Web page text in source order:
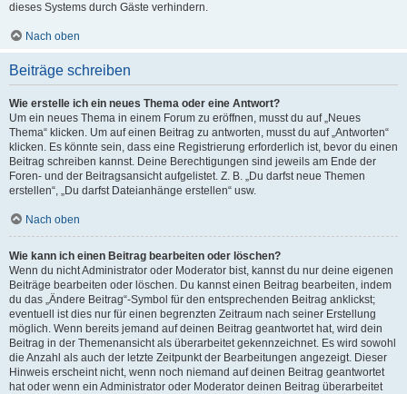
dieses Systems durch Gäste verhindern.
Nach oben
Beiträge schreiben
Wie erstelle ich ein neues Thema oder eine Antwort?
Um ein neues Thema in einem Forum zu eröffnen, musst du auf „Neues
Thema“ klicken. Um auf einen Beitrag zu antworten, musst du auf „Antworten“
klicken. Es könnte sein, dass eine Registrierung erforderlich ist, bevor du einen
Beitrag schreiben kannst. Deine Berechtigungen sind jeweils am Ende der
Foren- und der Beitragsansicht aufgelistet. Z. B. „Du darfst neue Themen
erstellen“, „Du darfst Dateianhänge erstellen“ usw.
Nach oben
Wie kann ich einen Beitrag bearbeiten oder löschen?
Wenn du nicht Administrator oder Moderator bist, kannst du nur deine eigenen
Beiträge bearbeiten oder löschen. Du kannst einen Beitrag bearbeiten, indem
du das „Ändere Beitrag“-Symbol für den entsprechenden Beitrag anklickst;
eventuell ist dies nur für einen begrenzten Zeitraum nach seiner Erstellung
möglich. Wenn bereits jemand auf deinen Beitrag geantwortet hat, wird dein
Beitrag in der Themenansicht als überarbeitet gekennzeichnet. Es wird sowohl
die Anzahl als auch der letzte Zeitpunkt der Bearbeitungen angezeigt. Dieser
Hinweis erscheint nicht, wenn noch niemand auf deinen Beitrag geantwortet
hat oder wenn ein Administrator oder Moderator deinen Beitrag überarbeitet